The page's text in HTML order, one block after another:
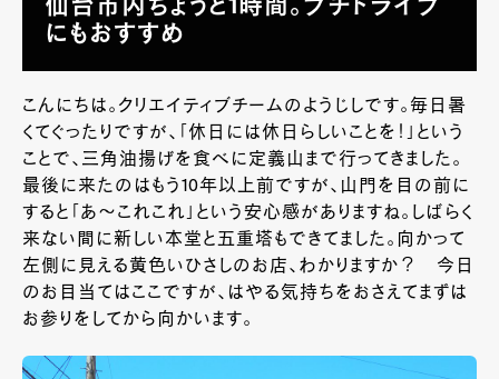
仙台市内ちょうど1時間。プチドライブ
にもおすすめ
こんにちは。クリエイティブチームのようじしです。毎日暑
くてぐったりですが、「休日には休日らしいことを！」という
ことで、三角油揚げを食べに定義山まで行ってきました。
最後に来たのはもう10年以上前ですが、山門を目の前に
すると「あ～これこれ」という安心感がありますね。しばらく
来ない間に新しい本堂と五重塔もできてました。向かって
左側に見える黄色いひさしのお店、わかりますか？ 今日
のお目当てはここですが、はやる気持ちをおさえてまずは
お参りをしてから向かいます。